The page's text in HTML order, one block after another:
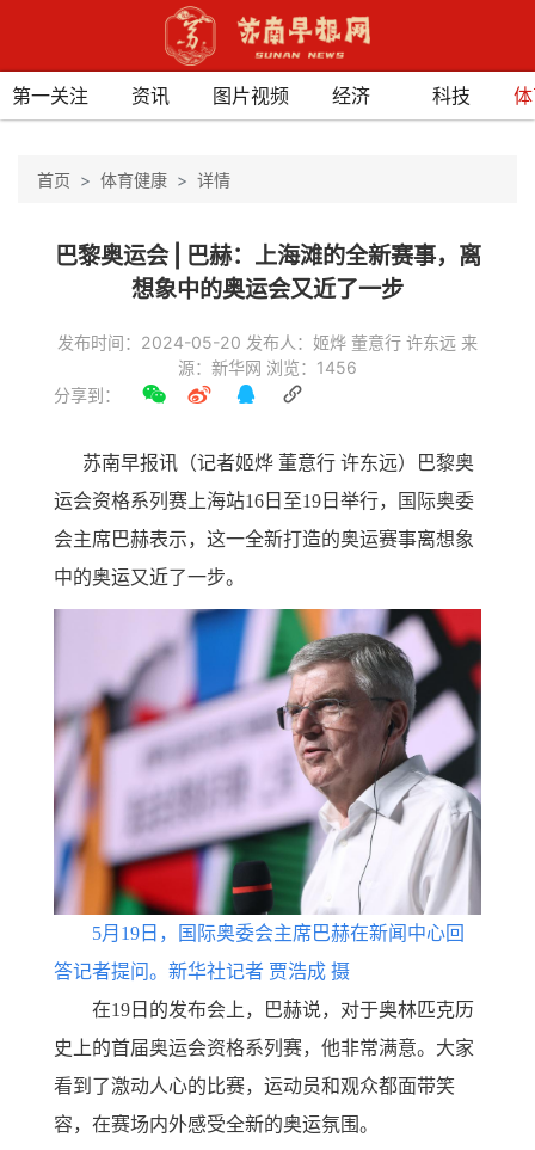
第一关注 资讯 图片视频 经济 科技
首页 体育健康 详情
巴黎奥运会 | 巴赫：上海滩的全新赛事，离
想象中的奥运会又近了一步
发布时间：2024-05-20 发布人：姬烨 董意行 许东远 来
源：新华网 浏览：1456
分享到：
苏南早报讯（记者姬烨 董意行 许东远）巴黎奥
运会资格系列赛上海站16日至19日举行，国际奥委
会主席巴赫表示，这一全新打造的奥运赛事离想象
中的奥运又近了一步。
5月19日，国际奥委会主席巴赫在新闻中心回
答记者提问。新华社记者 贾浩成 摄
在19日的发布会上，巴赫说，对于奥林匹克历
史上的首届奥运会资格系列赛，他非常满意。大家
看到了激动人心的比赛，运动员和观众都面带笑
容，在赛场内外感受全新的奥运氛围。